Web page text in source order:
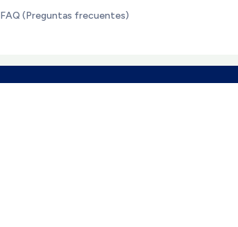
FAQ (Preguntas frecuentes)